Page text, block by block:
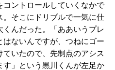
ントロールしていくなかで
そこにドリブルで一気に仕
んだった。「ああいうプレ
ないんですが、つねにゴー
いたので、先制点のアシス
す」という黒川くんが左足か